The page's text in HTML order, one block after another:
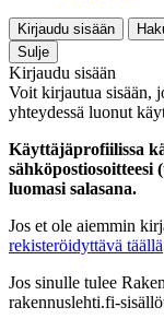
Kirjaudu sisään
Sulje
Kirjaudu sisään
Voit kirjautua sisään,
yhteydessä luonut
Käyttäjäprofiilissa
sähköpostiosoitteesi
luomasi salasana.
Jos et ole aiemmin
rekisteröidyttävä täällä
Jos sinulle tulee
rakennuslehti.fi-